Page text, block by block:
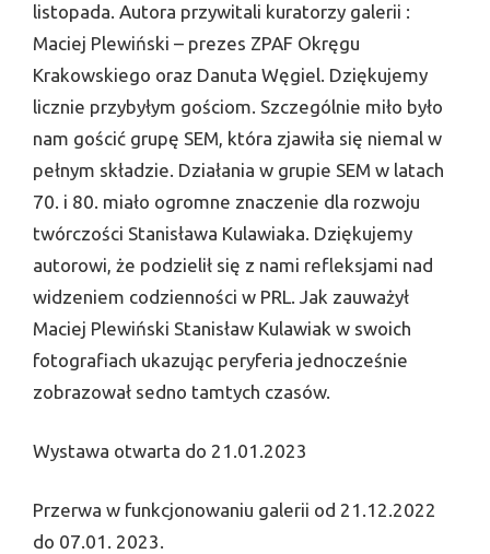
listopada. Autora przywitali kuratorzy galerii :
Maciej Plewiński – prezes ZPAF Okręgu
Krakowskiego oraz Danuta Węgiel. Dziękujemy
licznie przybyłym gościom. Szczególnie miło było
nam gościć grupę SEM, która zjawiła się niemal w
pełnym składzie. Działania w grupie SEM w latach
70. i 80. miało ogromne znaczenie dla rozwoju
twórczości Stanisława Kulawiaka. Dziękujemy
autorowi, że podzielił się z nami refleksjami nad
widzeniem codzienności w PRL. Jak zauważył
Maciej Plewiński Stanisław Kulawiak w swoich
fotografiach ukazując peryferia jednocześnie
zobrazował sedno tamtych czasów.
Wystawa otwarta do 21.01.2023
Przerwa w funkcjonowaniu galerii od 21.12.2022
do 07.01. 2023.